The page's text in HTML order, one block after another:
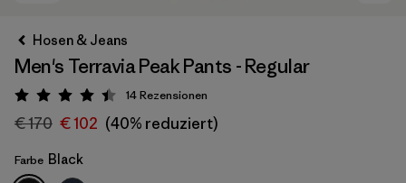
Hosen & Jeans
Men's Terravia Peak Pants - Regular
Bewertung: 4.4 / 5
14Rezensionen
€ 170 € 102 (40% reduziert)
Farbe Black